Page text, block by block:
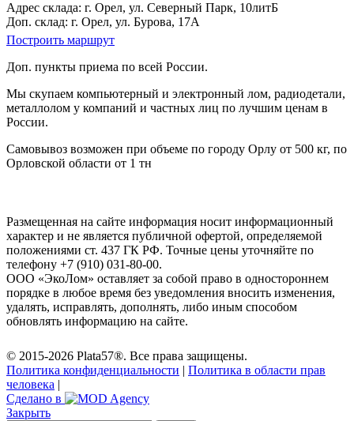
Адрес склада: г. Орел, ул. Северный Парк, 10литБ
Доп. склад: г. Орел, ул. Бурова, 17А
Построить маршрут
Доп. пункты приема по всей России.
Мы скупаем компьютерный и электронный лом, радиодетали,
металлолом у компаний и частных лиц по лучшим ценам в
России.
Самовывоз возможен при объеме по городу Орлу от 500 кг, по
Орловской области от 1 тн
Размещенная на сайте информация носит информационный
характер и не является публичной офертой, определяемой
положениями ст. 437 ГК РФ. Точные цены уточняйте по
телефону +7 (910) 031-80-00.
ООО «ЭкоЛом» оставляет за собой право в одностороннем
порядке в любое время без уведомления вносить изменения,
удалять, исправлять, дополнять, либо иным способом
обновлять информацию на сайте.
© 2015-2026 Plata57®. Все права защищены.
Политика конфиденциальности | Политика в области прав
человека |
Сделано в
Закрыть